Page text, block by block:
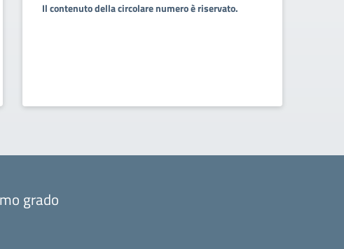
Il contenuto della circolare numero è riservato.
grado